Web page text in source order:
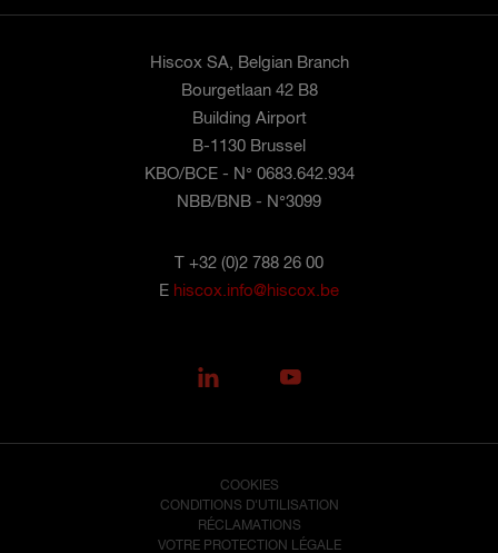
Hiscox SA, Belgian Branch
Bourgetlaan 42 B8
Building Airport
B-1130 Brussel
KBO/BCE - N° 0683.642.934
NBB/BNB - N°3099
T +32 (0)2 788 26 00
E hiscox.info@hiscox.be
COOKIES
CONDITIONS D'UTILISATION
RÉCLAMATIONS
VOTRE PROTECTION LÉGALE